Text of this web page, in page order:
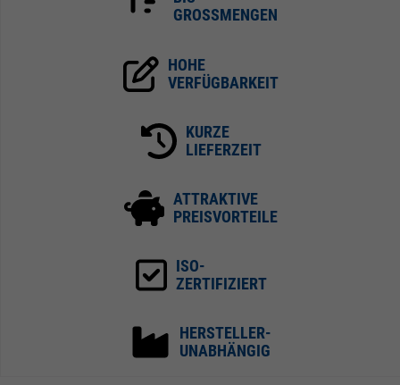
GROSSMENGEN
HOHE
VERFÜGBARKEIT
KURZE
LIEFERZEIT
ATTRAKTIVE
PREISVORTEILE
ISO-
ZERTIFIZIERT
HERSTELLER-
UNABHÄNGIG